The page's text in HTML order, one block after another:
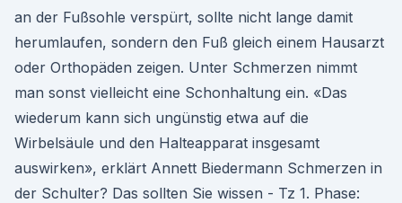
an der Fußsohle verspürt, sollte nicht lange damit
herumlaufen, sondern den Fuß gleich einem Hausarzt
oder Orthopäden zeigen. Unter Schmerzen nimmt
man sonst vielleicht eine Schonhaltung ein. «Das
wiederum kann sich ungünstig etwa auf die
Wirbelsäule und den Halteapparat insgesamt
auswirken», erklärt Annett Biedermann Schmerzen in
der Schulter? Das sollten Sie wissen - Tz 1. Phase: